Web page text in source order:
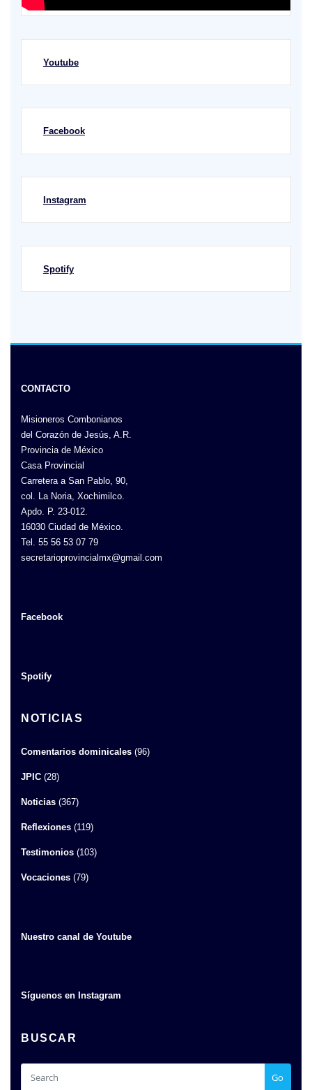
Youtube
Facebook
Instagram
Spotify
CONTACTO
Misioneros Combonianos
del Corazón de Jesús, A.R.
Provincia de México
Casa Provincial
Carretera a San Pablo, 90,
col. La Noria, Xochimilco.
Apdo. P. 23-012.
16030 Ciudad de México.
Tel. 55 56 53 07 79
secretarioprovincialmx@gmail.com
Facebook
Spotify
NOTICIAS
Comentarios dominicales (96)
JPIC (28)
Noticias (367)
Reflexiones (119)
Testimonios (103)
Vocaciones (79)
Nuestro canal de Youtube
Síguenos en Instagram
BUSCAR
Go